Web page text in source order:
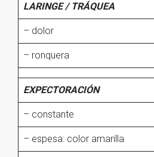
LARINGE / TRÁQUEA
– dolor
– ronquera
EXPECTORACIÓN
– constante
– espesa: color amarilla